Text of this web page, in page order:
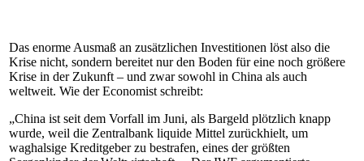
Das enorme Ausmaß an zusätzlichen Investitionen löst also die
Krise nicht, sondern bereitet nur den Boden für eine noch größere
Krise in der Zukunft – und zwar sowohl in China als auch
weltweit. Wie der Economist schreibt:
„China ist seit dem Vorfall im Juni, als Bargeld plötzlich knapp
wurde, weil die Zentralbank liquide Mittel zurückhielt, um
waghalsige Kreditgeber zu bestrafen, eines der größten